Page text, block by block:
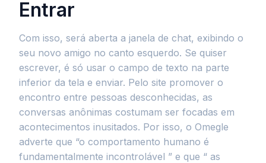
Entrar
Com isso, será aberta a janela de chat, exibindo o
seu novo amigo no canto esquerdo. Se quiser
escrever, é só usar o campo de texto na parte
inferior da tela e enviar. Pelo site promover o
encontro entre pessoas desconhecidas, as
conversas anônimas costumam ser focadas em
acontecimentos inusitados. Por isso, o Omegle
adverte que “o comportamento humano é
fundamentalmente incontrolável ” e que “ as